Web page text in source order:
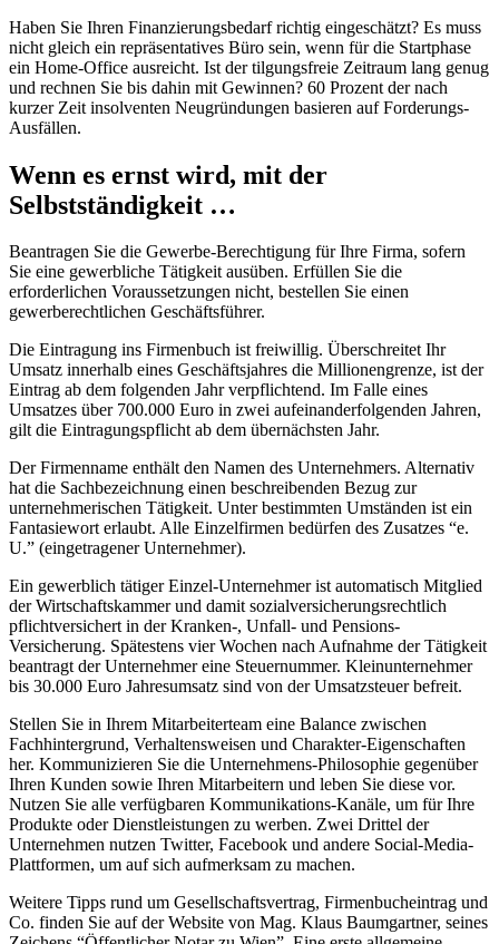
Haben Sie Ihren Finanzierungsbedarf richtig eingeschätzt? Es muss
nicht gleich ein repräsentatives Büro sein, wenn für die Startphase
ein Home-Office ausreicht. Ist der tilgungsfreie Zeitraum lang genug
und rechnen Sie bis dahin mit Gewinnen? 60 Prozent der nach
kurzer Zeit insolventen Neugründungen basieren auf Forderungs-
Ausfällen.
Wenn es ernst wird, mit der
Selbstständigkeit …
Beantragen Sie die Gewerbe-Berechtigung für Ihre Firma, sofern
Sie eine gewerbliche Tätigkeit ausüben. Erfüllen Sie die
erforderlichen Voraussetzungen nicht, bestellen Sie einen
gewerberechtlichen Geschäftsführer.
Die Eintragung ins Firmenbuch ist freiwillig. Überschreitet Ihr
Umsatz innerhalb eines Geschäftsjahres die Millionengrenze, ist der
Eintrag ab dem folgenden Jahr verpflichtend. Im Falle eines
Umsatzes über 700.000 Euro in zwei aufeinanderfolgenden Jahren,
gilt die Eintragungspflicht ab dem übernächsten Jahr.
Der Firmenname enthält den Namen des Unternehmers. Alternativ
hat die Sachbezeichnung einen beschreibenden Bezug zur
unternehmerischen Tätigkeit. Unter bestimmten Umständen ist ein
Fantasiewort erlaubt. Alle Einzelfirmen bedürfen des Zusatzes “e.
U.” (eingetragener Unternehmer).
Ein gewerblich tätiger Einzel-Unternehmer ist automatisch Mitglied
der Wirtschaftskammer und damit sozialversicherungsrechtlich
pflichtversichert in der Kranken-, Unfall- und Pensions-
Versicherung. Spätestens vier Wochen nach Aufnahme der Tätigkeit
beantragt der Unternehmer eine Steuernummer. Kleinunternehmer
bis 30.000 Euro Jahresumsatz sind von der Umsatzsteuer befreit.
Stellen Sie in Ihrem Mitarbeiterteam eine Balance zwischen
Fachhintergrund, Verhaltensweisen und Charakter-Eigenschaften
her. Kommunizieren Sie die Unternehmens-Philosophie gegenüber
Ihren Kunden sowie Ihren Mitarbeitern und leben Sie diese vor.
Nutzen Sie alle verfügbaren Kommunikations-Kanäle, um für Ihre
Produkte oder Dienstleistungen zu werben. Zwei Drittel der
Unternehmen nutzen Twitter, Facebook und andere Social-Media-
Plattformen, um auf sich aufmerksam zu machen.
Weitere Tipps rund um Gesellschaftsvertrag, Firmenbucheintrag und
Co. finden Sie auf der Website von Mag. Klaus Baumgartner, seines